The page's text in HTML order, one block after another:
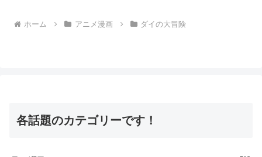
ホーム アニメ漫画 ダイの大冒険
各話題のカテゴリーです！